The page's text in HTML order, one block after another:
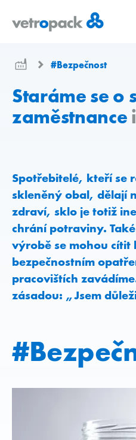
stránku
#Bezpečnost
Staráme se o
zaměstnance
Spotřebitelé, kteří se
skleněný obal, dělají
zdraví, sklo je totiž
chrání potraviny.
výrobě se mohou cítit
bezpečnostním
pracovištích
zásadou: „Jsem